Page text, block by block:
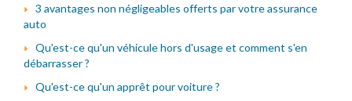
3 avantages non négligeables offerts par votre assurance
auto
Qu'est-ce qu'un véhicule hors d'usage et comment s'en
débarrasser ?
Qu'est-ce qu'un apprêt pour voiture ?